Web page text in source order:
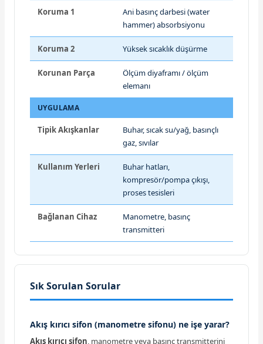
Koruma 1
Ani basınç darbesi (water
hammer) absorbsiyonu
Koruma 2 Yüksek sıcaklık düşürme
Korunan Parça
Ölçüm diyaframı / ölçüm
elemanı
UYGULAMA
Tipik Akışkanlar
Buhar, sıcak su/yağ, basınçlı
gaz, sıvılar
Kullanım Yerleri
Buhar hatları,
kompresör/pompa çıkışı,
proses tesisleri
Bağlanan Cihaz
Manometre, basınç
transmitteri
Sık Sorulan Sorular
Akış kırıcı sifon (manometre sifonu) ne işe yarar?
Akış kırıcı sifon, manometre veya basınç transmitterini